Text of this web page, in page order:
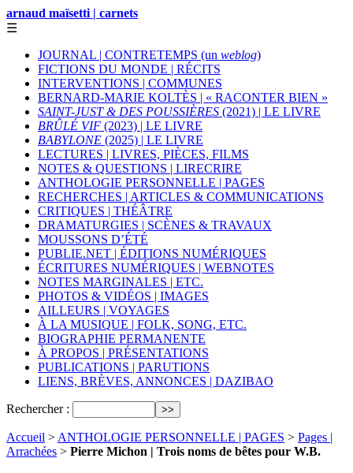
arnaud maïsetti | carnets
☰
JOURNAL | CONTRETEMPS (un weblog)
FICTIONS DU MONDE | RÉCITS
INTERVENTIONS | COMMUNES
BERNARD-MARIE KOLTÈS | « RACONTER BIEN »
SAINT-JUST & DES POUSSIÈRES (2021) | LE LIVRE
BRÛLÉ VIF (2023) | LE LIVRE
BABYLONE (2025) | LE LIVRE
LECTURES | LIVRES, PIÈCES, FILMS
NOTES & QUESTIONS | LIRECRIRE
ANTHOLOGIE PERSONNELLE | PAGES
RECHERCHES | ARTICLES & COMMUNICATIONS
CRITIQUES | THÉÂTRE
DRAMATURGIES | SCÈNES & TRAVAUX
MOUSSONS D’ÉTÉ
PUBLIE.NET | ÉDITIONS NUMÉRIQUES
ÉCRITURES NUMÉRIQUES | WEBNOTES
NOTES MARGINALES | ETC.
PHOTOS & VIDÉOS | IMAGES
AILLEURS | VOYAGES
À LA MUSIQUE | FOLK, SONG, ETC.
BIOGRAPHIE PERMANENTE
À PROPOS | PRÉSENTATIONS
PUBLICATIONS | PARUTIONS
LIENS, BRÈVES, ANNONCES | DAZIBAO
Rechercher :
Accueil > ANTHOLOGIE PERSONNELLE | PAGES > Pages |
Arrachées > Pierre Michon | Trois noms de bêtes pour W.B.